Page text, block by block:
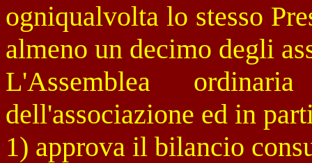
ogniqualvolta lo stesso
almeno un decimo degli
L'Assemblea
dell'associazione ed in
1) approva il bilancio